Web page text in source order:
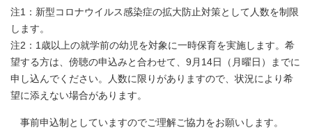
注1：新型コロナウイルス感染症の拡大防止対策として人数を制限
します。
注2：1歳以上の就学前の幼児を対象に一時保育を実施します。希
望する方は、傍聴の申込みと合わせて、9月14日（月曜日）までに
申し込んでください。人数に限りがありますので、状況により希
望に添えない場合があります。
事前申込制としていますのでご理解ご協力をお願いします。